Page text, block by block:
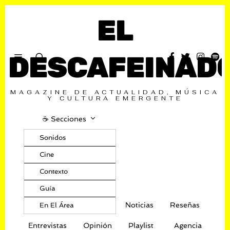
EL
MAGAZINE DE ACTUALIDAD, MÚSICA
Y CULTURA EMERGENTE
☕️ Secciones
Sonidos
Cine
Contexto
Guía
En El Área Noticias Reseñas
Entrevistas Opinión Playlist Agencia